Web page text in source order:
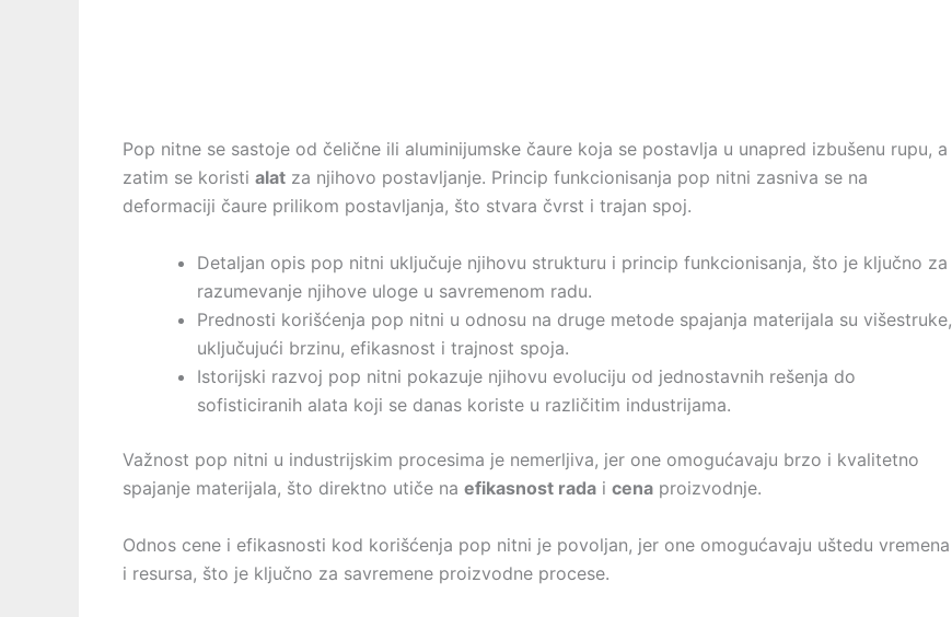
Pop nitne se sastoje od čelične ili aluminijumske čaure koja se postavlja u unapred izbušenu rupu, a
zatim se koristi alat za njihovo postavljanje. Princip funkcionisanja pop nitni zasniva se na
deformaciji čaure prilikom postavljanja, što stvara čvrst i trajan spoj.
Detaljan opis pop nitni uključuje njihovu strukturu i princip funkcionisanja, što je ključno za
razumevanje njihove uloge u savremenom radu.
Prednosti korišćenja pop nitni u odnosu na druge metode spajanja materijala su višestruke,
uključujući brzinu, efikasnost i trajnost spoja.
Istorijski razvoj pop nitni pokazuje njihovu evoluciju od jednostavnih rešenja do
sofisticiranih alata koji se danas koriste u različitim industrijama.
Važnost pop nitni u industrijskim procesima je nemerljiva, jer one omogućavaju brzo i kvalitetno
spajanje materijala, što direktno utiče na efikasnost rada i cena proizvodnje.
Odnos cene i efikasnosti kod korišćenja pop nitni je povoljan, jer one omogućavaju uštedu vremena
i resursa, što je ključno za savremene proizvodne procese.